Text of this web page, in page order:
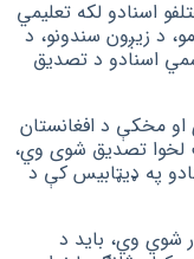
اسنادو لکه تعلیمي
د زیږون سندونو، د
اسنادو د تصدیق
مخکې د افغانستان
لخوا تصدیق شوی وي،
په ډیټابیس کې د
شوي وي، باید د